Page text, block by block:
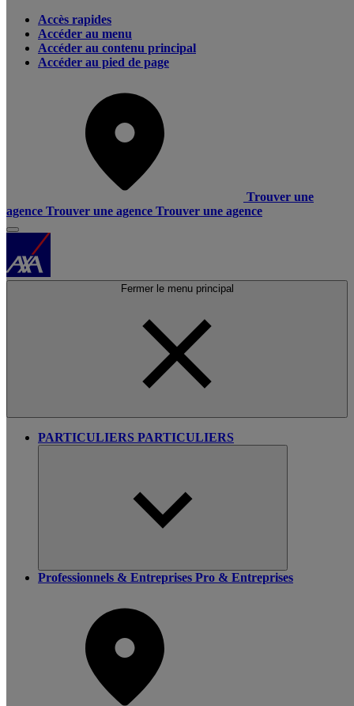
Accès rapides
Accéder au menu
Accéder au contenu principal
Accéder au pied de page
Trouver une
agence Trouver une agence Trouver une agence
Fermer le menu principal
PARTICULIERS PARTICULIERS
Professionnels & Entreprises Pro & Entreprises